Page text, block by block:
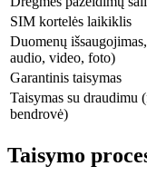
SIM kortelės laikiklis
Duomenų
audio, video, foto)
Garantinis taisymas
Taisymas su draudimu
bendrovė)
Taisymo